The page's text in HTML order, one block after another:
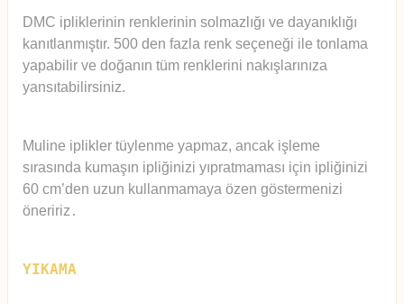
DMC ipliklerinin renklerinin solmazlığı ve dayanıklığı
kanıtlanmıştır. 500 den fazla renk seçeneği ile tonlama
yapabilir ve doğanın tüm renklerini nakışlarınıza
yansıtabilirsiniz.
Muline iplikler tüylenme yapmaz, ancak işleme
sırasında kumaşın ipliğinizi yıpratmaması için ipliğinizi
60 cm’den uzun kullanmamaya özen göstermenizi
öneririz .
YIKAMA